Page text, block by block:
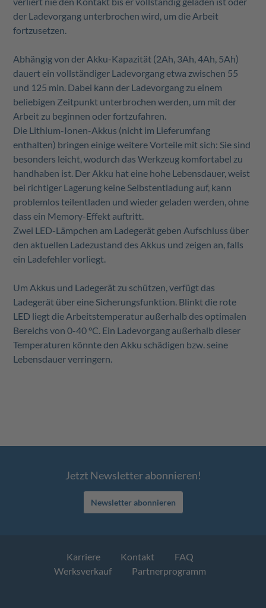
der Ladevorgang unterbrochen wird, um die Arbeit
fortzusetzen.
Abhängig von der Akku-Kapazität (2Ah, 3Ah, 4Ah, 5Ah)
dauert ein vollständiger Ladevorgang etwa zwischen 55
und 125 min. Dabei kann der Ladevorgang zu einem
beliebigen Zeitpunkt unterbrochen werden, um mit der
Arbeit zu beginnen oder fortzufahren.
Die Lithium-Ionen-Akkus (nicht im Lieferumfang
enthalten) bringen einige weitere Vorteile mit sich: Sie sind
besonders leicht, wodurch das Werkzeug komfortabel zu
handhaben ist. Der Akku hat eine hohe Lebensdauer, weist
bei richtiger Lagerung keine Selbstentladung auf, kann
problemlos teilentladen und wieder geladen werden, ohne
dass ein Memory-Effekt auftritt.
Zwei LED-Lämpchen am Ladegerät geben Aufschluss über
den aktuellen Ladezustand des Akkus und zeigen an, falls
ein Ladefehler vorliegt.
Um Akkus und Ladegerät zu schützen, verfügt das
Ladegerät über eine Sicherungsfunktion. Blinkt die rote
LED liegt die Arbeitstemperatur außerhalb des optimalen
Bereichs von 0-40 °C. Ein Ladevorgang außerhalb dieser
Temperaturen könnte den Akku schädigen bzw. seine
Lebensdauer verringern.
Jetzt Newsletter abonnieren!
Newsletter abonnieren
Karriere Kontakt
FAQ
Werksverkauf
Partnerprogramm